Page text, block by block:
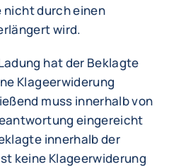
nicht durch einen
wird.
hat der Beklagte
Klageerwiderung
muss innerhalb von
eingereicht
innerhalb der
keine Klageerwiderung